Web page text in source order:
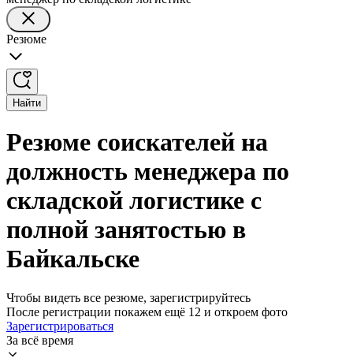
Резюме
Найти
Резюме соискателей на
должность менеджера по
складской логистике с
полной занятостью в
Байкальске
Чтобы видеть все резюме, зарегистрируйтесь
После регистрации покажем ещё 12 и откроем фото
Зарегистрироваться
За всё время